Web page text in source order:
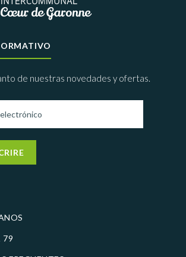
de nuestras novedades y ofertas.
79